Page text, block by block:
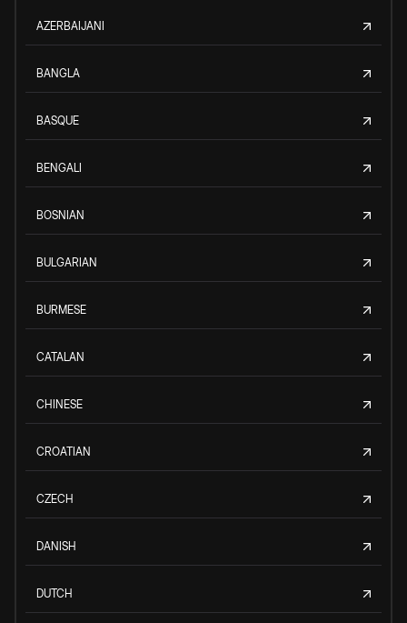
AZERBAIJANI
BANGLA
BASQUE
BENGALI
BOSNIAN
BULGARIAN
BURMESE
CATALAN
CHINESE
CROATIAN
CZECH
DANISH
DUTCH